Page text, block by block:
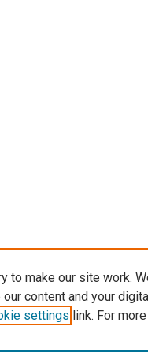
to make our site work.
content and your
settings link. For